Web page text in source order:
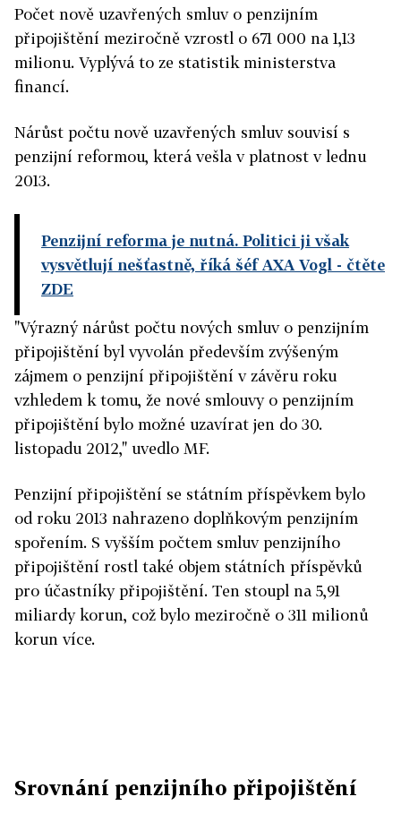
Počet nově uzavřených smluv o penzijním
připojištění meziročně vzrostl o 671 000 na 1,13
milionu. Vyplývá to ze statistik ministerstva
financí.
Nárůst počtu nově uzavřených smluv souvisí s
penzijní reformou, která vešla v platnost v lednu
2013.
Penzijní reforma je nutná. Politici ji však
vysvětlují nešťastně, říká šéf AXA Vogl - čtěte
ZDE
"Výrazný nárůst počtu nových smluv o penzijním
připojištění byl vyvolán především zvýšeným
zájmem o penzijní připojištění v závěru roku
vzhledem k tomu, že nové smlouvy o penzijním
připojištění bylo možné uzavírat jen do 30.
listopadu 2012," uvedlo MF.
Penzijní připojištění se státním příspěvkem bylo
od roku 2013 nahrazeno doplňkovým penzijním
spořením. S vyšším počtem smluv penzijního
připojištění rostl také objem státních příspěvků
pro účastníky připojištění. Ten stoupl na 5,91
miliardy korun, což bylo meziročně o 311 milionů
korun více.
Srovnání penzijního připojištění